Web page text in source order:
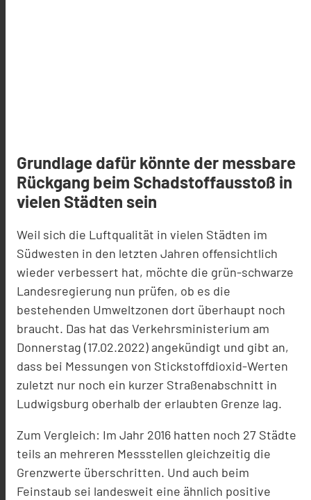
Grundlage dafür könnte der messbare
Rückgang beim Schadstoffausstoß in
vielen Städten sein
Weil sich die Luftqualität in vielen Städten im
Südwesten in den letzten Jahren offensichtlich
wieder verbessert hat, möchte die grün-schwarze
Landesregierung nun prüfen, ob es die
bestehenden Umweltzonen dort überhaupt noch
braucht. Das hat das Verkehrsministerium am
Donnerstag (17.02.2022) angekündigt und gibt an,
dass bei Messungen von Stickstoffdioxid-Werten
zuletzt nur noch ein kurzer Straßenabschnitt in
Ludwigsburg oberhalb der erlaubten Grenze lag.
Zum Vergleich: Im Jahr 2016 hatten noch 27 Städte
teils an mehreren Messstellen gleichzeitig die
Grenzwerte überschritten. Und auch beim
Feinstaub sei landesweit eine ähnlich positive